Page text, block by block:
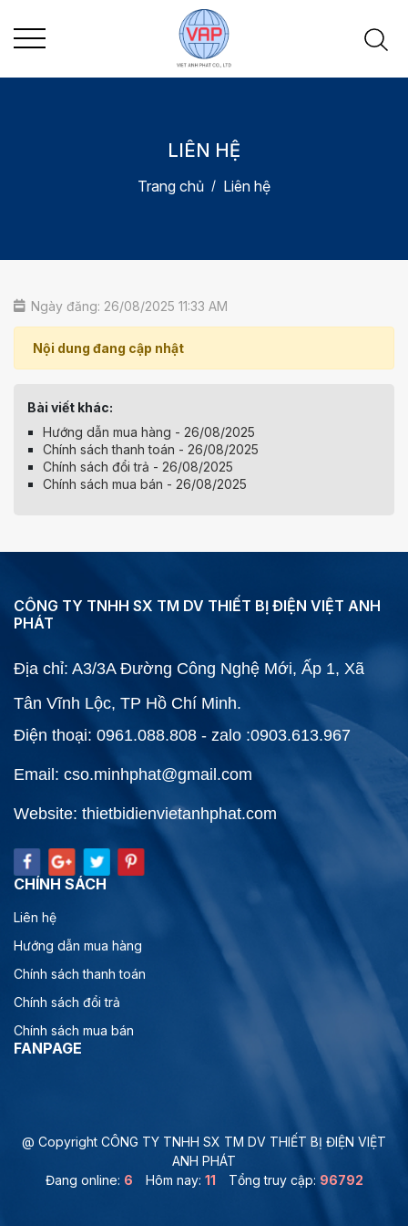
LIÊN HỆ
Trang chủ Liên hệ
Ngày đăng: 26/08/2025 11:33 AM
Nội dung đang cập nhật
Bài viết khác:
Hướng dẫn mua hàng - 26/08/2025
Chính sách thanh toán - 26/08/2025
Chính sách đổi trả - 26/08/2025
Chính sách mua bán - 26/08/2025
CÔNG TY TNHH SX TM DV THIẾT BỊ ĐIỆN VIỆT ANH
PHÁT
Địa chỉ: A3/3A Đường Công Nghệ Mới, Ấp 1, Xã
Tân Vĩnh Lộc, TP Hồ Chí Minh.
Điện thoại: 0961.088.808 - zalo :0903.613.967
Email: cso.minhphat@gmail.com
Website: thietbidienvietanhphat.com
CHÍNH SÁCH
Liên hệ
Hướng dẫn mua hàng
Chính sách thanh toán
Chính sách đổi trả
Chính sách mua bán
FANPAGE
@ Copyright CÔNG TY TNHH SX TM DV THIẾT BỊ ĐIỆN VIỆT
ANH PHÁT
Đang online: 6 Hôm nay: 11 Tổng truy cập: 96792